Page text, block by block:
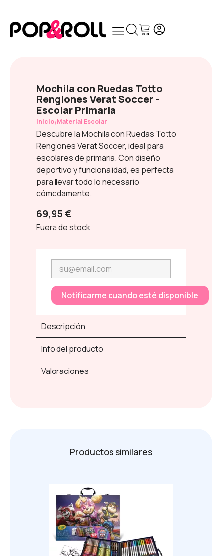
Mochila con Ruedas Totto
Renglones Verat Soccer -
Escolar Primaria
Inicio/Material Escolar
Descubre la Mochila con Ruedas Totto
Renglones Verat Soccer, ideal para
escolares de primaria. Con diseño
deportivo y funcionalidad, es perfecta
para llevar todo lo necesario
cómodamente.
69,95 €
Fuera de stock
Notificarme cuando esté disponible
Descripción
Info del producto
Valoraciones
Productos similares